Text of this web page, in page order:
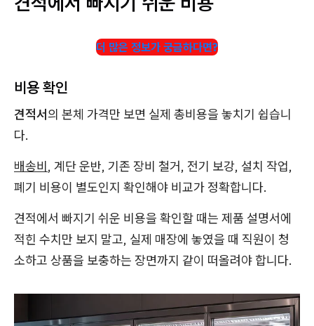
더 많은 정보가 궁금하다면?
비용 확인
견적서의 본체 가격만 보면 실제 총비용을 놓치기 쉽습니
다.
배송비, 계단 운반, 기존 장비 철거, 전기 보강, 설치 작업,
폐기 비용이 별도인지 확인해야 비교가 정확합니다.
견적에서 빠지기 쉬운 비용을 확인할 때는 제품 설명서에
적힌 수치만 보지 말고, 실제 매장에 놓였을 때 직원이 청
소하고 상품을 보충하는 장면까지 같이 떠올려야 합니다.